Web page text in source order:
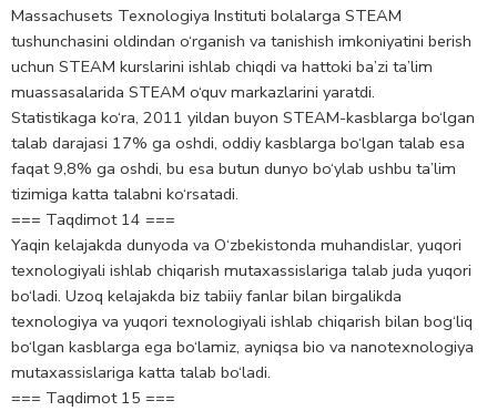
Massachusets Texnologiya Instituti bolalarga STEAM
tushunchasini oldindan o‘rganish va tanishish imkoniyatini berish
uchun STEAM kurslarini ishlab chiqdi va hattoki ba’zi ta’lim
muassasalarida STEAM o‘quv markazlarini yaratdi.
Statistikaga ko‘ra, 2011 yildan buyon STEAM-kasblarga bo‘lgan
talab darajasi 17% ga oshdi, oddiy kasblarga bo‘lgan talab esa
faqat 9,8% ga oshdi, bu esa butun dunyo bo‘ylab ushbu ta’lim
tizimiga katta talabni ko‘rsatadi.
=== Taqdimot 14 ===
Yaqin kelajakda dunyoda va O‘zbekistonda muhandislar, yuqori
texnologiyali ishlab chiqarish mutaxassislariga talab juda yuqori
bo‘ladi. Uzoq kelajakda biz tabiiy fanlar bilan birgalikda
texnologiya va yuqori texnologiyali ishlab chiqarish bilan bog‘liq
bo‘lgan kasblarga ega bo‘lamiz, ayniqsa bio va nanotexnologiya
mutaxassislariga katta talab bo‘ladi.
=== Taqdimot 15 ===